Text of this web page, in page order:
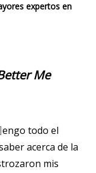
expertos en
Me
engo todo el
acerca de la
mis